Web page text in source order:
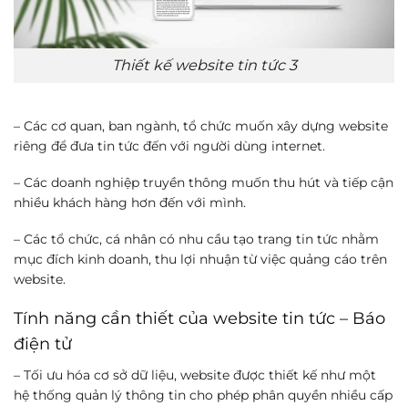
Thiết kế website tin tức 3
– Các cơ quan, ban ngành, tổ chức muốn xây dựng website
riêng để đưa tin tức đến với người dùng internet.
– Các doanh nghiệp truyền thông muốn thu hút và tiếp cận
nhiều khách hàng hơn đến với mình.
– Các tổ chức, cá nhân có nhu cầu tạo trang tin tức nhằm
mục đích kinh doanh, thu lợi nhuận từ việc quảng cáo trên
website.
Tính năng cần thiết của website tin tức – Báo
điện tử
– Tối ưu hóa cơ sở dữ liệu, website được thiết kế như một
hệ thống quản lý thông tin cho phép phân quyền nhiều cấp